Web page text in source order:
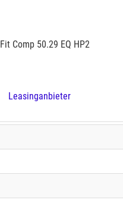
Leasinganbieter